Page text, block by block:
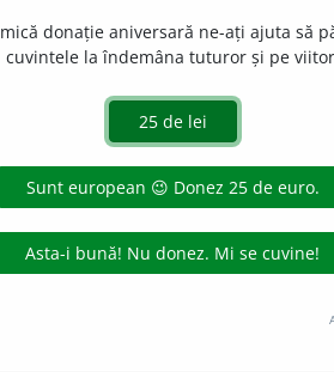
a unui sistem de televiziune
imaginile transmise de un
acțiuni
acest site, inclusiv prin orice metode de
scris, cu excepția seturilor de date oferite
donație aniversară ne-ați ajuta să
cuvintele la îndemâna tuturor și pe